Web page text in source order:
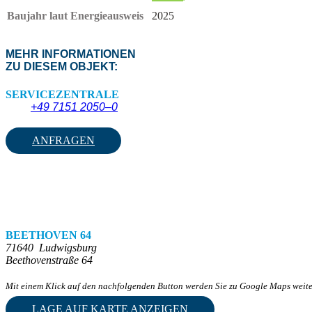
Baujahr laut Energieausweis 2025
MEHR INFORMATIONEN
ZU DIESEM OBJEKT:
SERVICEZENTRALE
+49 7151 2050–0
ANFRAGEN
BEETHOVEN 64
71640 Ludwigsburg
Beethovenstraße 64
Mit einem Klick auf den nachfolgenden Button werden Sie zu Google Maps
LAGE AUF KARTE ANZEIGEN